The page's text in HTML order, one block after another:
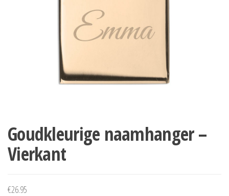
Goudkleurige naamhanger –
Vierkant
€26.95